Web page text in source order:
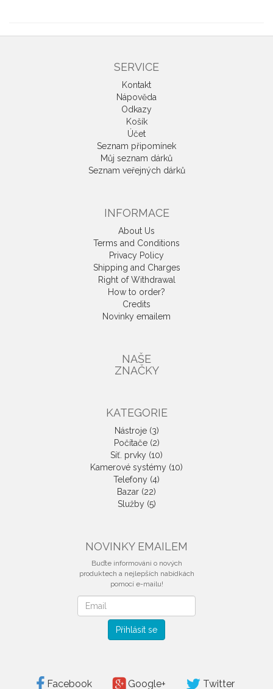
SERVICE
Kontakt
Nápověda
Odkazy
Košík
Účet
Seznam připomínek
Můj seznam dárků
Seznam veřejných dárků
INFORMACE
About Us
Terms and Conditions
Privacy Policy
Shipping and Charges
Right of Withdrawal
How to order?
Credits
Novinky emailem
NAŠE
ZNAČKY
KATEGORIE
Nástroje (3)
Počítače (2)
Síť. prvky (10)
Kamerové systémy (10)
Telefony (4)
Bazar (22)
Služby (5)
NOVINKY EMAILEM
Buďte informováni o nových
produktech a nejlepších nabídkách
pomocí e-mailu!
Přihlásit se
Facebook Google+ Twitter